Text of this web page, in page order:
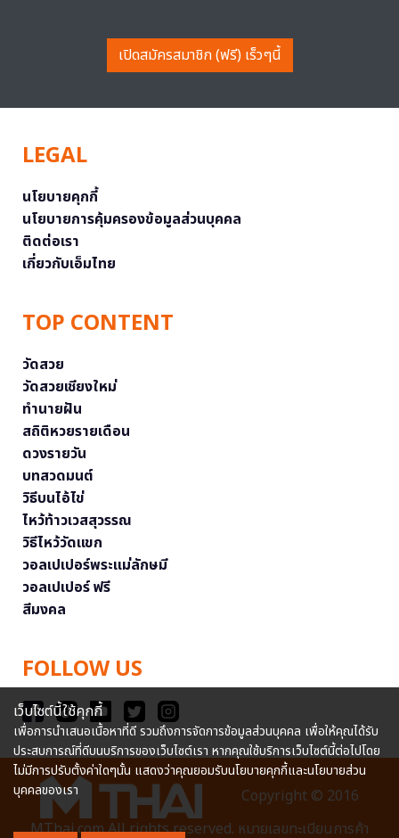
เปิดสมัครสมาชิก (ฟรี) เร็วๆนี้
LEGAL
นโยบายคุกกี้
นโยบายการคุ้มครองข้อมูลส่วนบุคคล
ติดต่อเรา
เกี่ยวกับเอ็มไทย
TOP CONTENT
วัดสวย
วัดสวยเชียงใหม่
ทำนายฝัน
สถิติหวยรายเดือน
ดวงรายวัน
บทสวดมนต์
วิธีบนไอ้ไข่
ไหว้ท้าวเวสสุวรรณ
วิธีไหว้วัดแขก
วอลเปเปอร์พระแม่ลักษมี
วอลเปเปอร์ ฟรี
สีมงคล
FOLLOW US
Copyright © 2016
MThai.com All rights reserved. หมายเลขทะเบียนการค้า
เว็บไซต์นี้ใช้คุกกี้
เพื่อการนำเสนอเนื้อหาที่ดี รวมถึงการจัดการข้อมูลส่วนบุคคล เพื่อให้คุณได้รับ
ประสบการณ์ที่ดีบนบริการของเว็บไซต์เรา หากคุณใช้บริการเว็บไซต์นี้ต่อไปโดย
ไม่มีการปรับตั้งค่าใดๆนั้น แสดงว่าคุณยอมรับนโยบายคุกกี้และนโยบายส่วน
บุคคลของเรา